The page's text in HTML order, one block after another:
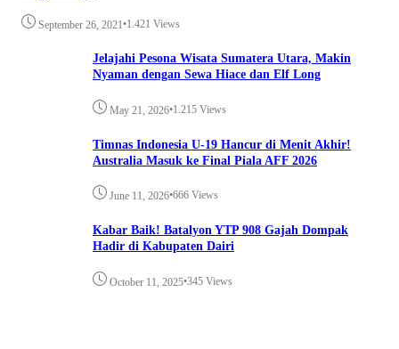
September 26, 2021•1.421 Views
Jelajahi Pesona Wisata Sumatera Utara, Makin
Nyaman dengan Sewa Hiace dan Elf Long
May 21, 2026•1.215 Views
Timnas Indonesia U-19 Hancur di Menit Akhir!
Australia Masuk ke Final Piala AFF 2026
June 11, 2026•666 Views
Kabar Baik! Batalyon YTP 908 Gajah Dompak
Hadir di Kabupaten Dairi
October 11, 2025•345 Views